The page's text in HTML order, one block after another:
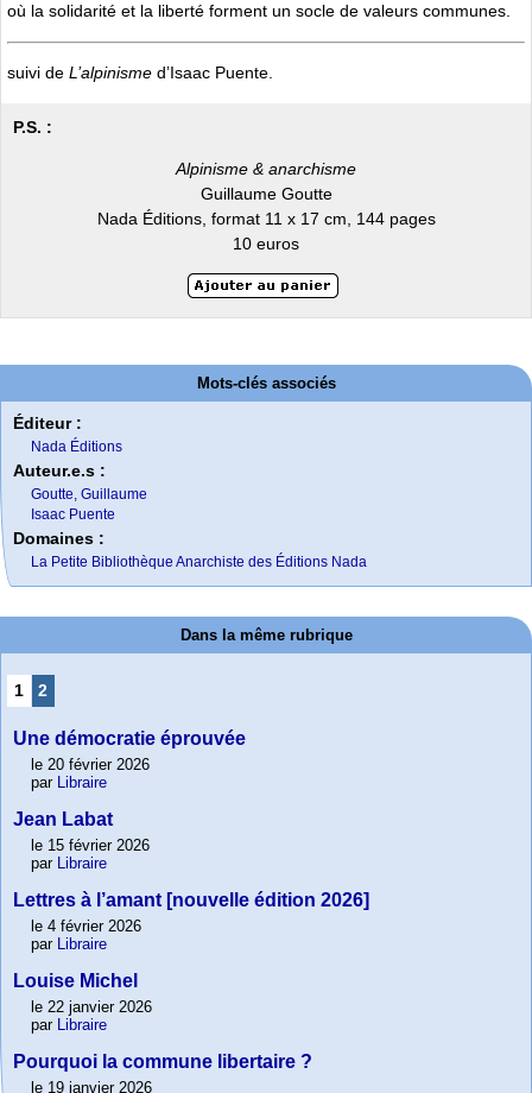
où la solidarité et la liberté forment un socle de valeurs communes.
suivi de L’alpinisme d’Isaac Puente.
P.S. :
Alpinisme & anarchisme
Guillaume Goutte
Nada Éditions, format 11 x 17 cm, 144 pages
10 euros
Mots-clés associés
Éditeur :
Nada Éditions
Auteur.e.s :
Goutte, Guillaume
Isaac Puente
Domaines :
La Petite Bibliothèque Anarchiste des Éditions Nada
Dans la même rubrique
1 2
Une démocratie éprouvée
le 20 février 2026
par Libraire
Jean Labat
le 15 février 2026
par Libraire
Lettres à l’amant [nouvelle édition 2026]
le 4 février 2026
par Libraire
Louise Michel
le 22 janvier 2026
par Libraire
Pourquoi la commune libertaire ?
le 19 janvier 2026